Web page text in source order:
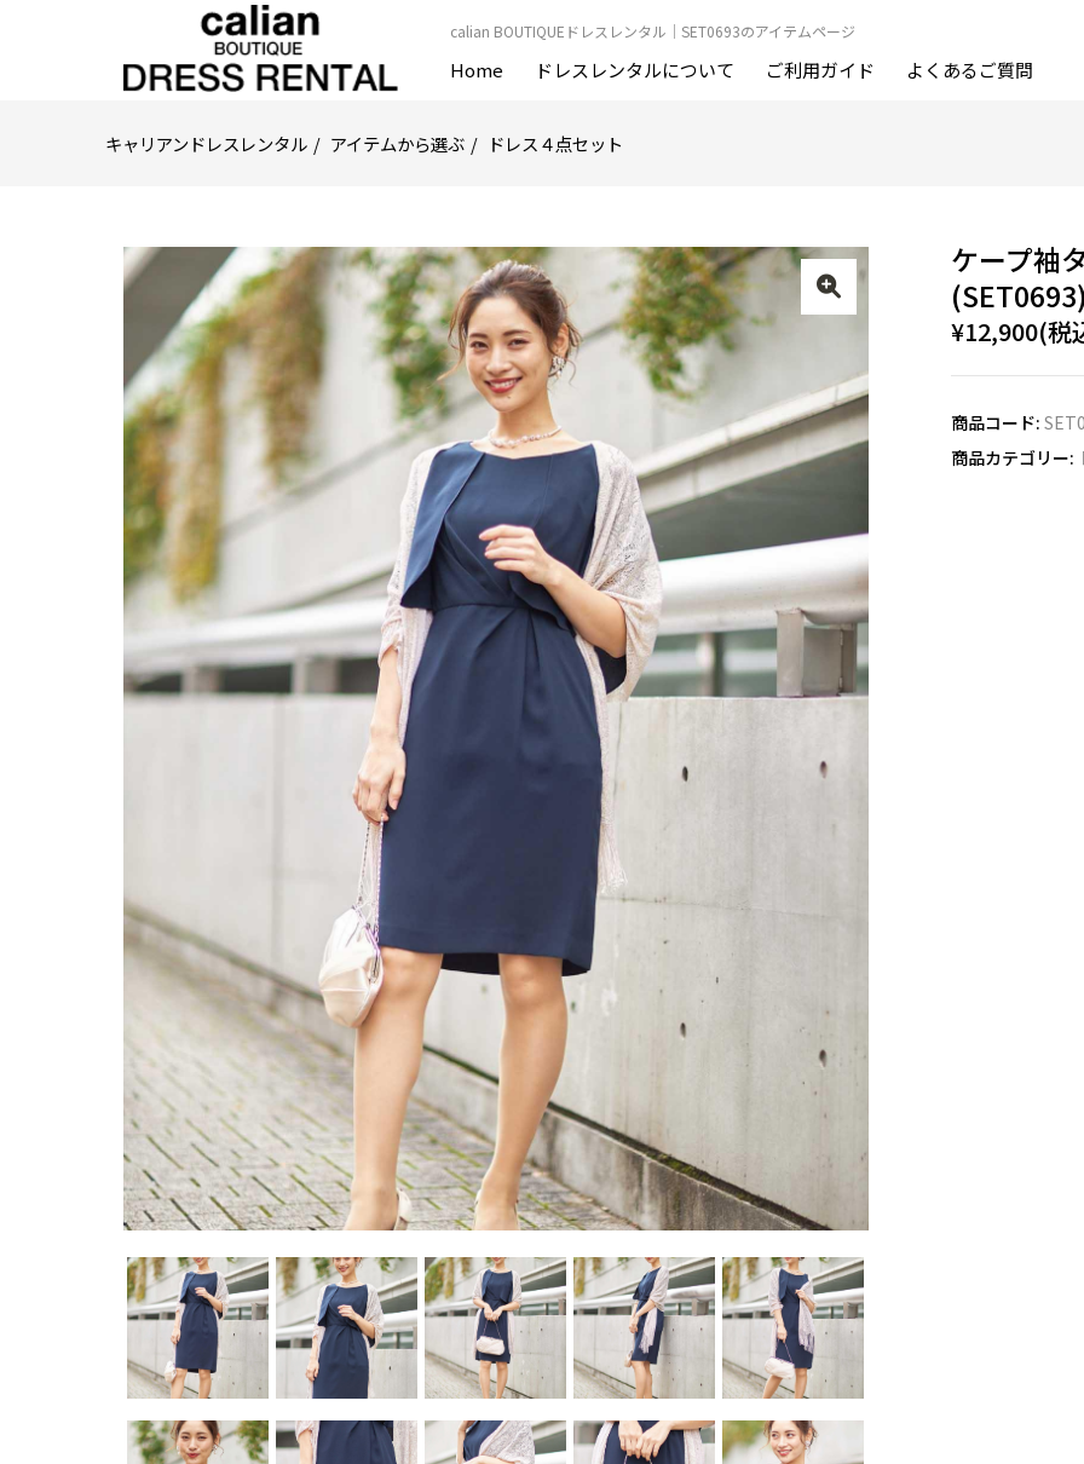
calian BOUTIQUEドレスレンタル｜SET0693のアイテムページ
Home ドレスレンタルについて ご利用ガイド よくあるご質問
キャリアンドレスレンタル アイテムから選ぶ ドレス４点セット
ケープ袖
¥12,900(税
商品コード:
商品カテゴリー: